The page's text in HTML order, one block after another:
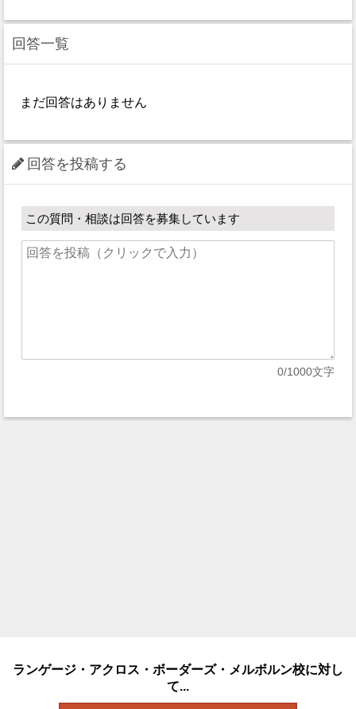
回答一覧
まだ回答はありません
回答を投稿する
この質問・相談は回答を募集しています
0/1000文字
ランゲージ・アクロス・ボーダーズ・メルボルン校に対し
て...